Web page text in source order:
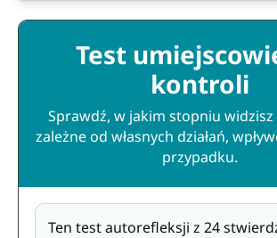
Test
kontroli
Sprawdź, w jakim stopniu
zależne od własnych działań,
przypadku.
Ten test autorefleksji z 24